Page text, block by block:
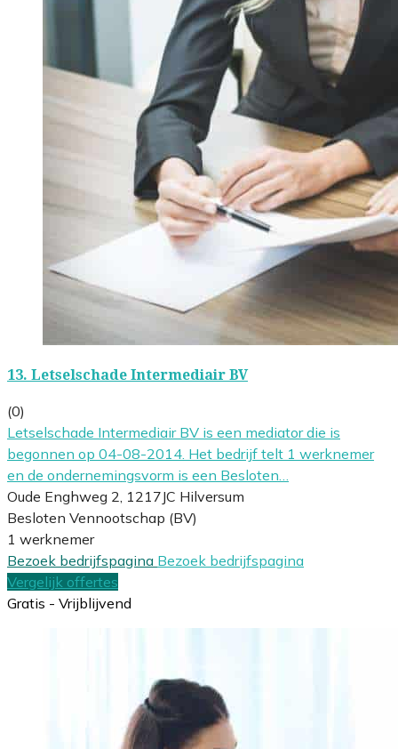
13. Letselschade Intermediair BV
(0)
Letselschade Intermediair BV is een mediator die is
begonnen op 04-08-2014. Het bedrijf telt 1 werknemer
en de ondernemingsvorm is een Besloten…
Oude Enghweg 2, 1217JC Hilversum
Besloten Vennootschap (BV)
1 werknemer
Bezoek bedrijfspagina Bezoek bedrijfspagina
Vergelijk offertes
Gratis - Vrijblijvend